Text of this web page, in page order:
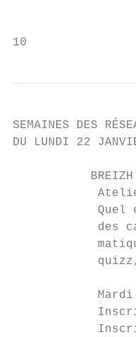
10
SEMAINES DES
DU LUNDI 22
BREIZH
Quel
des